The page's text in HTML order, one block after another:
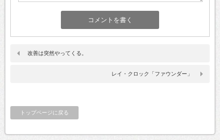
改善は突然やってくる。
レイ・クロック「ファウンダー」
トップページに戻る